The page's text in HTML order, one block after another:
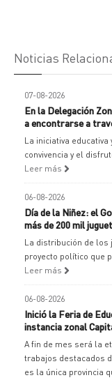
Noticias
07-08-2026
En la Delegación
a encontrarse a
La iniciativa
convivencia y el
Leer más
06-08-2026
Día de la Niñez: el
más de 200 mil
La distribución de los
proyecto político que
Leer más
06-08-2026
Inició la Feria de
instancia zonal
A fin de mes será la
trabajos destacados
es la única provincia